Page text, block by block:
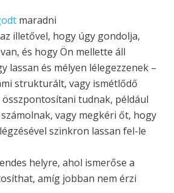
maradni
illetővel, hogy úgy gondolja,
és hogy Ön mellette áll
lassan és mélyen lélegezzenek –
strukturált, vagy ismétlődő
tudnak, például
vagy megkéri őt, hogy
szinkron lassan fel-le
helyre, ahol ismerőse a
amíg jobban nem érzi